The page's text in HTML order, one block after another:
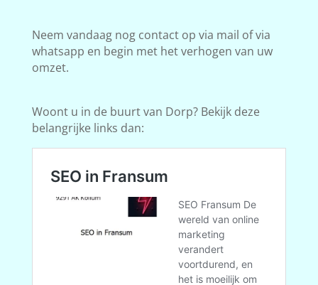
Neem vandaag nog contact op via mail of via
whatsapp en begin met het verhogen van uw
omzet.
Woont u in de buurt van Dorp? Bekijk deze
belangrijke links dan: